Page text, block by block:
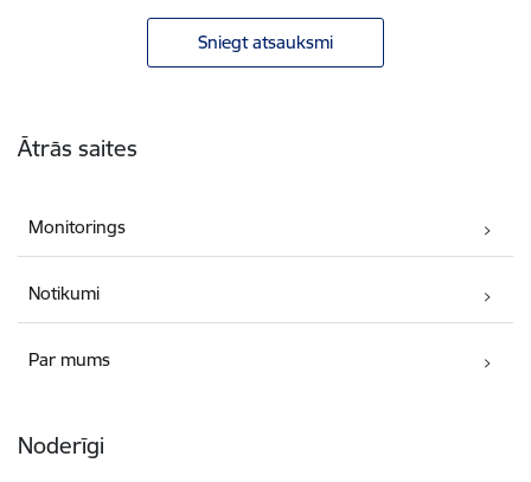
Sniegt atsauksmi
Ātrās saites
Monitorings
Notikumi
Par mums
Noderīgi